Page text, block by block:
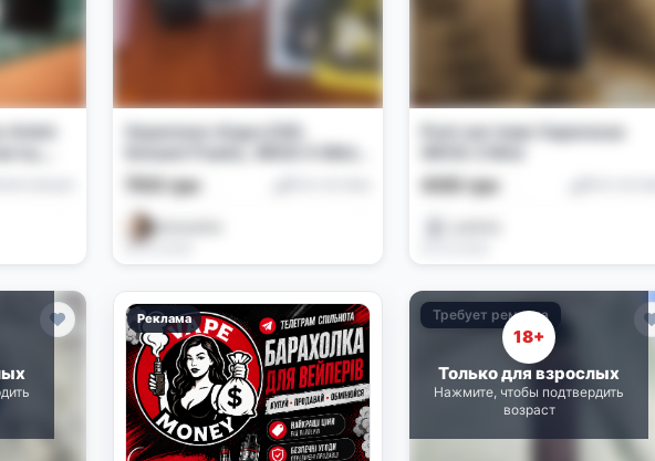
Vaporesso Argus E40,
Ursa Nano S2
700 грн
Adrenaline
04.07.2026
Pod-система Vaporesso
400 грн
Реклама Требует ремонта
18+
Только для взрослых
Нажмите, чтобы подтвердить
возраст